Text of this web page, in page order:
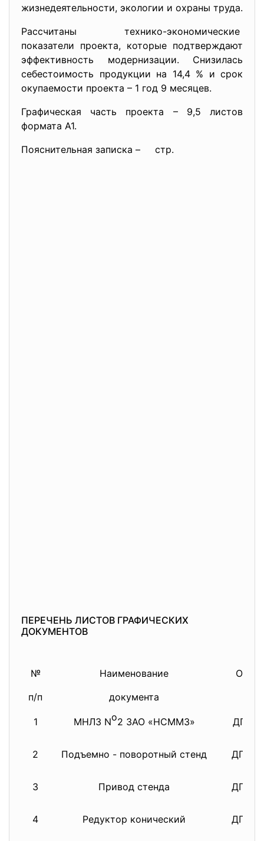
жизнедеятельности, экологии и охраны труда.
Рассчитаны технико-экономические
показатели проекта, которые подтверждают
эффективность модернизации. Снизилась
себестоимость продукции на 14,4 % и срок
окупаемости проекта – 1 год 9 месяцев.
Графическая часть проекта – 9,5 листов
формата А1.
Пояснительная записка – стр.
ПЕРЕЧЕНЬ ЛИСТОВ ГРАФИЧЕСКИХ
ДОКУМЕНТОВ
№
п/п
Наименование
документа
1 МНЛЗ Nо2 ЗАО «НСММЗ» ДП
2 Подъемно - поворотный стенд ДП
3 Привод стенда ДП
4 Редуктор конический ДП